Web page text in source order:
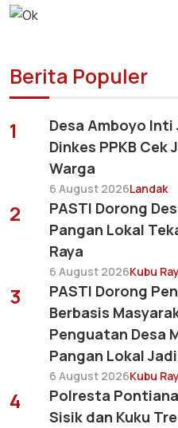
Berita Populer
1
Desa Amboyo Inti
Dinkes PPKB
Warga
6 August 2026Landak
2
PASTI Dorong
Pangan Lokal
Raya
6 August 2026Kubu
3
PASTI Dorong
Berbasis
Penguatan Desa
Pangan Lokal
6 August 2026Kubu
4
Polresta
Sisik dan Kuku